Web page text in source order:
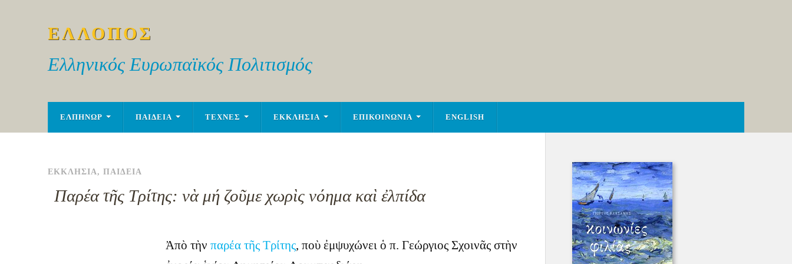
ΕΛΛΟΠΟΣ
Ελληνικός Ευρωπαϊκός Πολιτισμός
ΕΛΠΗΝΩΡ ΠΑΙΔΕΙΑ ΤΕΧΝΕΣ ΕΚΚΛΗΣΙΑ ΕΠΙΚΟΙΝΩΝΙΑ ENGLISH
ΕΚΚΛΗΣΙΑ, ΠΑΙΔΕΙΑ
Παρέα τῆς Τρίτης: νὰ μή ζοῦμε χωρὶς νόημα καὶ ἐλπίδα
Ἀπὸ τὴν παρέα τῆς Τρίτης, ποὺ ἐμψυχώνει ὁ π. Γεώργιος Σχοινᾶς στὴν